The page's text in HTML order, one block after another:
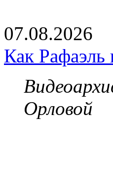
07.08.2026
Как Рафаэль
Орловой